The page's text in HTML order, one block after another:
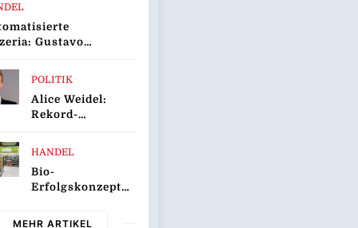
Gustavo
An
Start
POLITIK
Alice Weidel:
Rekord-
Verschärft Die
Wirtschaftskrise
HANDEL
Bio-
Erfolgskonzept
MEHR ARTIKEL